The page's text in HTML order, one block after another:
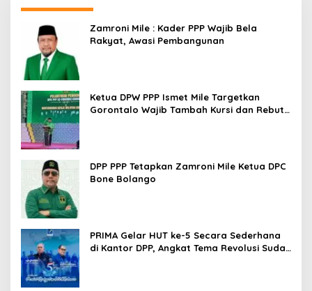
Zamroni Mile : Kader PPP Wajib Bela
Rakyat, Awasi Pembangunan
Ketua DPW PPP Ismet Mile Targetkan
Gorontalo Wajib Tambah Kursi dan Rebut
DPP PPP Tetapkan Zamroni Mile Ketua DPC
Bone Bolango
PRIMA Gelar HUT ke-5 Secara Sederhana
di Kantor DPP, Angkat Tema Revolusi Sudah